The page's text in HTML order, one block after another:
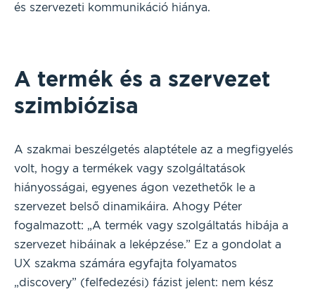
és szervezeti kommunikáció hiánya.
A termék és a szervezet
szimbiózisa
A szakmai beszélgetés alaptétele az a megfigyelés
volt, hogy a termékek vagy szolgáltatások
hiányosságai, egyenes ágon vezethetők le a
szervezet belső dinamikáira. Ahogy Péter
fogalmazott: „A termék vagy szolgáltatás hibája a
szervezet hibáinak a leképzése.” Ez a gondolat a
UX szakma számára egyfajta folyamatos
„discovery” (felfedezési) fázist jelent: nem kész